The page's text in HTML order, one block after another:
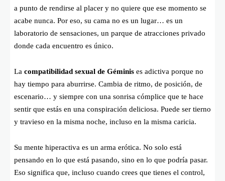
a punto de rendirse al placer y no quiere que ese momento se
acabe nunca. Por eso, su cama no es un lugar… es un
laboratorio de sensaciones, un parque de atracciones privado
donde cada encuentro es único.
La compatibilidad sexual de Géminis es adictiva porque no
hay tiempo para aburrirse. Cambia de ritmo, de posición, de
escenario… y siempre con una sonrisa cómplice que te hace
sentir que estás en una conspiración deliciosa. Puede ser tierno
y travieso en la misma noche, incluso en la misma caricia.
Su mente hiperactiva es un arma erótica. No solo está
pensando en lo que está pasando, sino en lo que podría pasar.
Eso significa que, incluso cuando crees que tienes el control,